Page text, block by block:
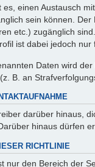
es, einen Austausch
sein können.
etc.) zugänglich
ist dabei jedoch
Daten wird
B. an
darüber hinaus,
hinaus dürfen
RICHTLINIE
nur den Bereich der